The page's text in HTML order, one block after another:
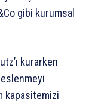
gibi kurumsal
kurarken
kapasitemizi